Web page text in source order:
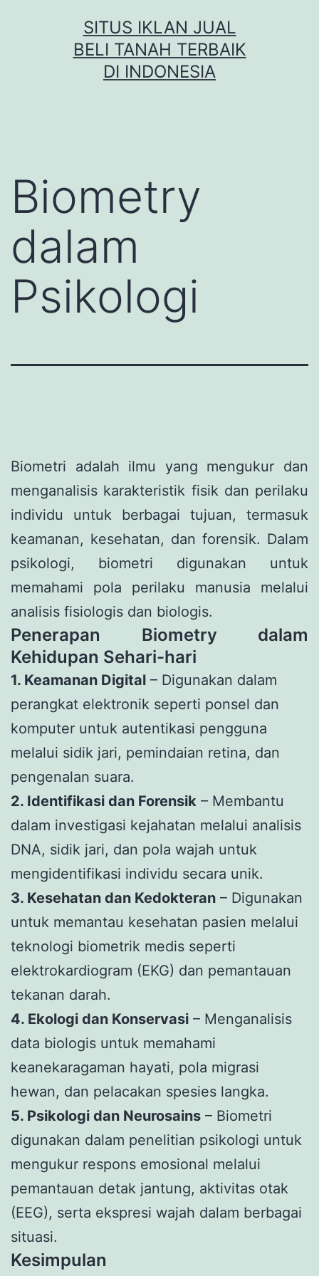
SITUS IKLAN JUAL
BELI TANAH TERBAIK
DI INDONESIA
Biometry
dalam
Psikologi
Biometri adalah ilmu yang mengukur dan
menganalisis karakteristik fisik dan perilaku
individu untuk berbagai tujuan, termasuk
keamanan, kesehatan, dan forensik. Dalam
psikologi, biometri digunakan untuk
memahami pola perilaku manusia melalui
analisis fisiologis dan biologis.
Penerapan Biometry dalam
Kehidupan Sehari-hari
1. Keamanan Digital – Digunakan dalam
perangkat elektronik seperti ponsel dan
komputer untuk autentikasi pengguna
melalui sidik jari, pemindaian retina, dan
pengenalan suara.
2. Identifikasi dan Forensik – Membantu
dalam investigasi kejahatan melalui analisis
DNA, sidik jari, dan pola wajah untuk
mengidentifikasi individu secara unik.
3. Kesehatan dan Kedokteran – Digunakan
untuk memantau kesehatan pasien melalui
teknologi biometrik medis seperti
elektrokardiogram (EKG) dan pemantauan
tekanan darah.
4. Ekologi dan Konservasi – Menganalisis
data biologis untuk memahami
keanekaragaman hayati, pola migrasi
hewan, dan pelacakan spesies langka.
5. Psikologi dan Neurosains – Biometri
digunakan dalam penelitian psikologi untuk
mengukur respons emosional melalui
pemantauan detak jantung, aktivitas otak
(EEG), serta ekspresi wajah dalam berbagai
situasi.
Kesimpulan